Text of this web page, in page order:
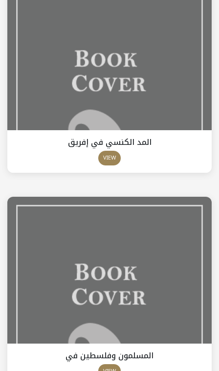
المد الكنسي في إفريق
VIEW
المسلمون وفلسطين في